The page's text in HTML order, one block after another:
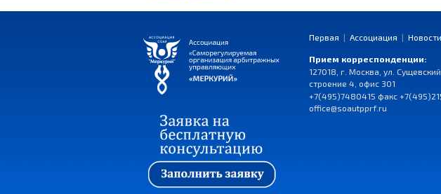
Первая | Ассоциация | Новости
Прием корреспонденции:
127018, г. Москва, ул.
строение 4, офис 301
+7(495)7480415 факс
office@soautpprf.ru